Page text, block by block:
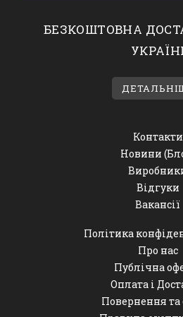
БЕЗКОШТОВНА
УКРАЇНІ
Контакти
Новини
Відгуки
Вакансії
Політика
Про нас
Публічна
Оплата і
Повернення та